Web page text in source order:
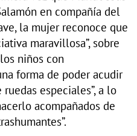
en compañía del
la mujer reconoce que
maravillosa”, sobre
niños con
forma de poder acudir
especiales”, a lo
acompañados de